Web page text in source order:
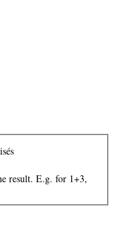
result. E.g. for 1+3,